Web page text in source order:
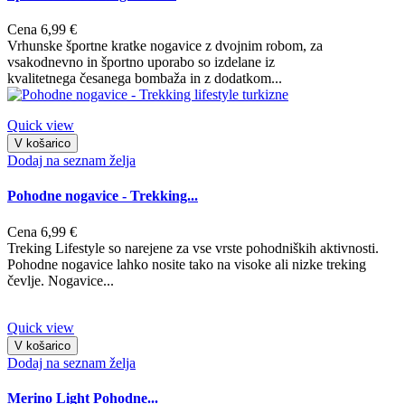
Cena 6,99 €
Vrhunske športne kratke nogavice z dvojnim robom, za
vsakodnevno in športno uporabo so izdelane iz
kvalitetnega česanega bombaža in z dodatkom...
Quick view
V košarico
Dodaj na seznam želja
Pohodne nogavice - Trekking...
Cena 6,99 €
Treking Lifestyle so narejene za vse vrste pohodniških aktivnosti.
Pohodne nogavice lahko nosite tako na visoke ali nizke treking
čevlje. Nogavice...
Quick view
V košarico
Dodaj na seznam želja
Merino Light Pohodne...